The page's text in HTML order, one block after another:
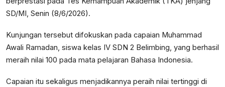
SD/MI, Senin (8/6/2026).
Kunjungan tersebut difokuskan pada capaian Muhammad
Awali Ramadan, siswa kelas IV SDN 2 Belimbing, yang berhasil
meraih nilai 100 pada mata pelajaran Bahasa Indonesia.
Capaian itu sekaligus menjadikannya peraih nilai tertinggi di